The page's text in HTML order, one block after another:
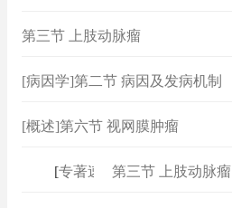
第三节 上肢动脉瘤
[病因学]第二节 病因及发病机制
[概述]第六节 视网膜肿瘤
专著速查 ]
第三节 上肢动脉瘤